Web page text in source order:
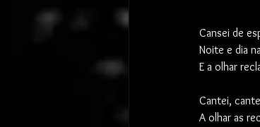
Cansei de
Noite e dia
E a olhar
Cantei,
A olhar as